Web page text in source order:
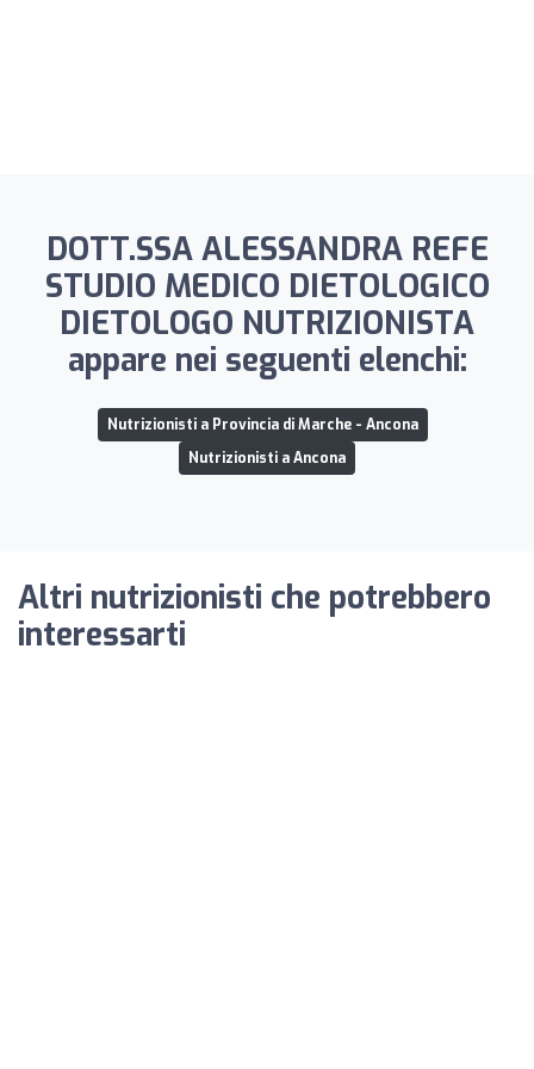
DOTT.SSA ALESSANDRA REFE
STUDIO MEDICO DIETOLOGICO
DIETOLOGO NUTRIZIONISTA
appare nei seguenti elenchi:
Nutrizionisti a Provincia di Marche - Ancona
Nutrizionisti a Ancona
Altri nutrizionisti che potrebbero
interessarti